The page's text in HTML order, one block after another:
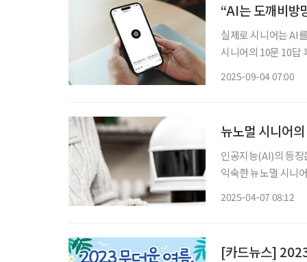
“AI는 도깨비방
실제로 시니어는 AI
시니어의 10문 10답
2025-09-04 07:00
뉴노멀 시니어
인공지능(AI)의 등장
익숙한 뉴노멀 시니
2025-04-07 08:12
[카드뉴스]